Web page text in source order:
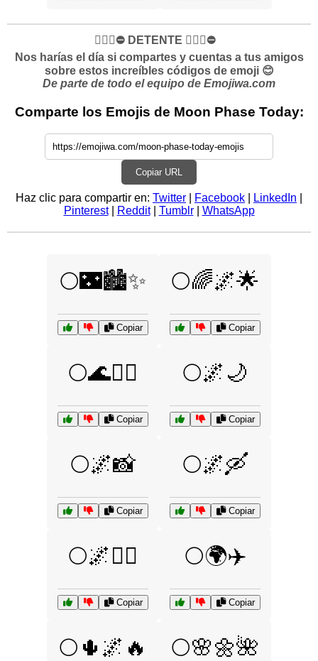
✋🏻🛑⛔️ DETENTE ✋🏻🛑⛔️
Nos harías el día si compartes y cuentas a tus amigos
sobre estos increíbles códigos de emoji 😊
De parte de todo el equipo de Emojiwa.com
Comparte los Emojis de Moon Phase Today:
Copiar URL
Haz clic para compartir en: Twitter Facebook LinkedIn
Pinterest| Reddit| Tumblr| WhatsApp
🌕🌃🏙️✨
Copiar
🌕🌈🌌🌟
Copiar
🌕🌊🏄‍♀️
Copiar
🌕🌌🌙
Copiar
🌕🌌📸
Copiar
🌕🌌🛶
Copiar
🌕🌌🧙‍♂️
Copiar
🌕🌍✈️
Copiar
🌕🌵🌌🔥 🌕🌸🌼🌺